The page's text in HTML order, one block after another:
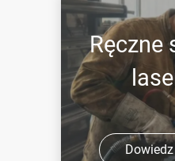
Ręczne